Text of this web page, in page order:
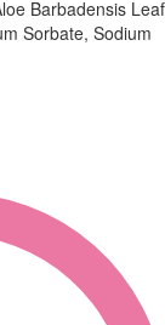
Barbadensis Leaf
Sorbate, Sodium